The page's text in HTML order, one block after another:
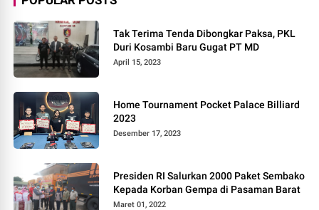
Tak Terima Tenda Dibongkar Paksa, PKL
Duri Kosambi Baru Gugat PT MD
April 15, 2023
Home Tournament Pocket Palace Billiard
2023
Desember 17, 2023
Presiden RI Salurkan 2000 Paket Sembako
Kepada Korban Gempa di Pasaman Barat
Maret 01, 2022